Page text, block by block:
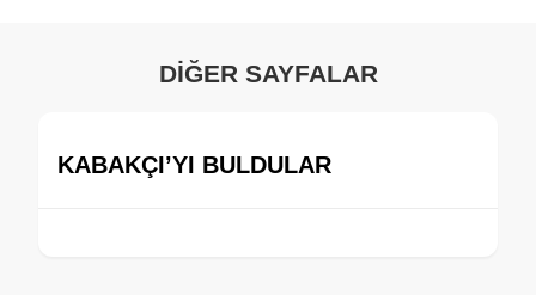
DİĞER SAYFALAR
KABAKÇI’YI BULDULAR